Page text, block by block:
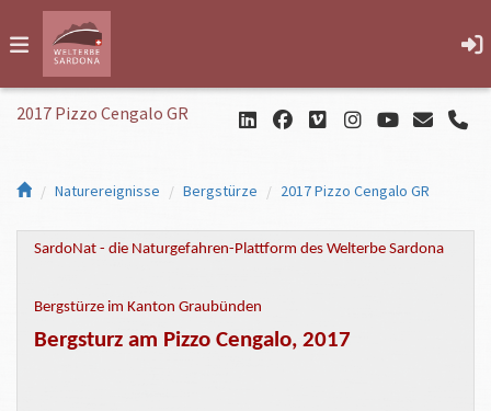
2017 Pizzo Cengalo GR
Naturereignisse Bergstürze 2017 Pizzo Cengalo GR
SardoNat - die Naturgefahren-Plattform des Welterbe Sardona
Bergstürze im Kanton Graubünden
Bergsturz am Pizzo Cengalo, 2017